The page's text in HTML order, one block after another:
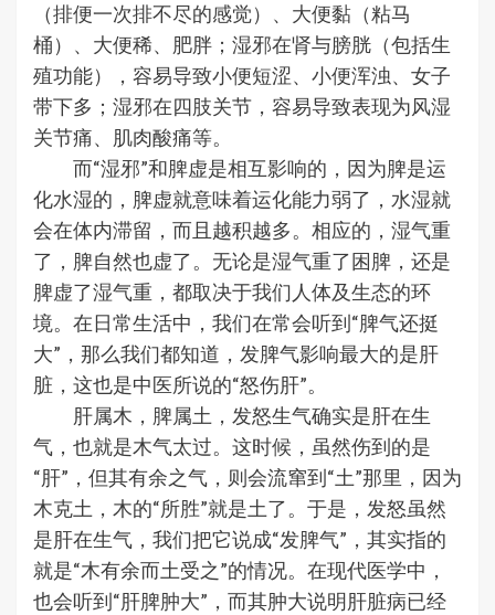
（排便一次排不尽的感觉）、大便黏（粘马
桶）、大便稀、肥胖；湿邪在肾与膀胱（包括生
殖功能），容易导致小便短涩、小便浑浊、女子
带下多；湿邪在四肢关节，容易导致表现为风湿
关节痛、肌肉酸痛等。
而“湿邪”和脾虚是相互影响的，因为脾是运
化水湿的，脾虚就意味着运化能力弱了，水湿就
会在体内滞留，而且越积越多。相应的，湿气重
了，脾自然也虚了。无论是湿气重了困脾，还是
脾虚了湿气重，都取决于我们人体及生态的环
境。在日常生活中，我们在常会听到“脾气还挺
大”，那么我们都知道，发脾气影响最大的是肝
脏，这也是中医所说的“怒伤肝”。
肝属木，脾属土，发怒生气确实是肝在生
气，也就是木气太过。这时候，虽然伤到的是
“肝”，但其有余之气，则会流窜到“土”那里，因为
木克土，木的“所胜”就是土了。于是，发怒虽然
是肝在生气，我们把它说成“发脾气”，其实指的
就是“木有余而土受之”的情况。在现代医学中，
也会听到“肝脾肿大”，而其肿大说明肝脏病已经